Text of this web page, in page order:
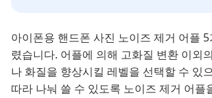
아이폰용 핸드폰 사진 노이즈 제거 어플
렸습니다. 어플에 의해 고화질 변환 이외
나 화질을 향상시킬 레벨을 선택할 수 있
따라 나눠 쓸 수 있도록 노이즈 제거 어플